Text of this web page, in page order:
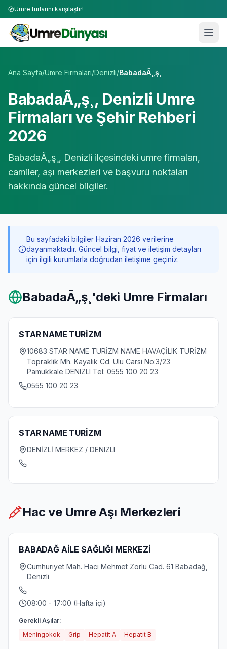
Umre turlarını karşılaştır!
Ana Sayfa/Umre Firmalari/Denizli/BabadaÃ„ş¸
BabadaÃ„ş¸ , Denizli Umre
Firmaları ve Şehir Rehberi
2026
BabadaÃ„ş¸ , Denizli ilçesindeki umre firmaları,
camiler, aşı merkezleri ve başvuru noktaları
hakkında güncel bilgiler.
Bu sayfadaki bilgiler Haziran 2026 verilerine
dayanmaktadır. Güncel bilgi, fiyat ve iletişim detayları
için ilgili kurumlarla doğrudan iletişime geçiniz.
BabadaÃ„ş¸ 'deki Umre Firmaları
STAR NAME TURİZM
10683 STAR NAME TURİZM NAME HAVAÇİLIK TURİZM
Topraklik Mh. Kayalik Cd. Ulu Carsi No:3/23
Pamukkale DENIZLI Tel: 0555 100 20 23
0555 100 20 23
STAR NAME TURİZM
DENİZLİ MERKEZ / DENIZLI
Hac ve Umre Aşı Merkezleri
BABADAĞ AİLE SAĞLIĞI MERKEZİ
Cumhuriyet Mah. Hacı Mehmet Zorlu Cad. 61 Babadağ,
Denizli
08:00 - 17:00 (Hafta içi)
Gerekli Aşılar:
Meningokok
Grip Hepatit A Hepatit B